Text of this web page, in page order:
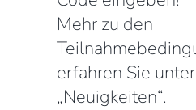
Mehr zu den
erfahren Sie
„Neuigkeiten“.